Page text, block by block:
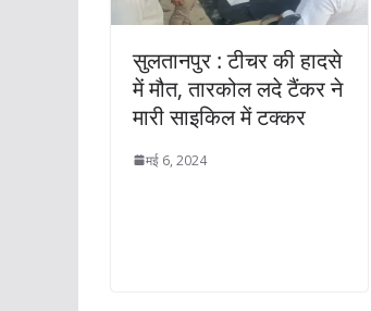
सुलतानपुर : टीचर की हादसे
में मौत, तारकोल लदे टैंकर ने
मारी साइकिल में टक्कर
मई 6, 2024